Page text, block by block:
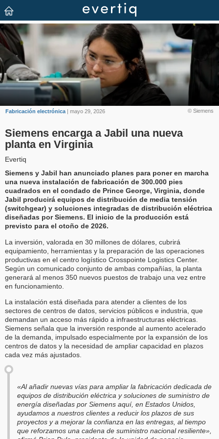
© Siemens
Fabricación electrónica | mayo 29, 2026
Siemens encarga a Jabil una nueva
planta en Virginia
Evertiq
Siemens y Jabil han anunciado planes para poner en marcha
una nueva instalación de fabricación de 300.000 pies
cuadrados en el condado de Prince George, Virginia, donde
Jabil producirá equipos de distribución de media tensión
(switchgear) y soluciones integradas de distribución eléctrica
diseñadas por Siemens. El inicio de la producción está
previsto para el otoño de 2026.
La inversión, valorada en 30 millones de dólares, cubrirá
equipamiento, herramientas y la preparación de las operaciones
productivas en el centro logístico Crosspointe Logistics Center.
Según un comunicado conjunto de ambas compañías, la planta
generará al menos 350 nuevos puestos de trabajo una vez entre
en funcionamiento.
La instalación está diseñada para atender a clientes de los
sectores de centros de datos, servicios públicos e industria, que
demandan un acceso más rápido a infraestructuras eléctricas.
Siemens señala que la inversión responde al aumento acelerado
de la demanda, impulsado especialmente por la expansión de los
centros de datos y la necesidad de ampliar capacidad en plazos
cada vez más ajustados.
«Al añadir nuevas vías para ampliar la fabricación dedicada de
equipos de distribución eléctrica y soluciones de suministro de
energía diseñadas por Siemens aquí, en Estados Unidos,
ayudamos a nuestros clientes a reducir los plazos de sus
proyectos y a mejorar la confianza en las entregas, al tiempo
que reforzamos una cadena de suministro nacional resiliente»,